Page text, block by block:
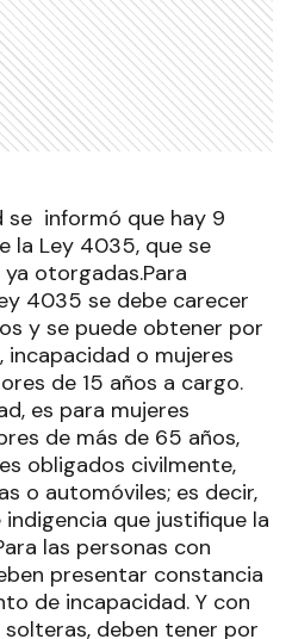
se informó que hay 9
la Ley 4035, que se
otorgadas.Para
4035 se debe carecer
y se puede obtener por
incapacidad o mujeres
de 15 años a cargo.
es para mujeres
de más de 65 años,
obligados civilmente,
o automóviles; es decir,
que justifique la
las personas con
presentar constancia
de incapacidad. Y con
deben tener por